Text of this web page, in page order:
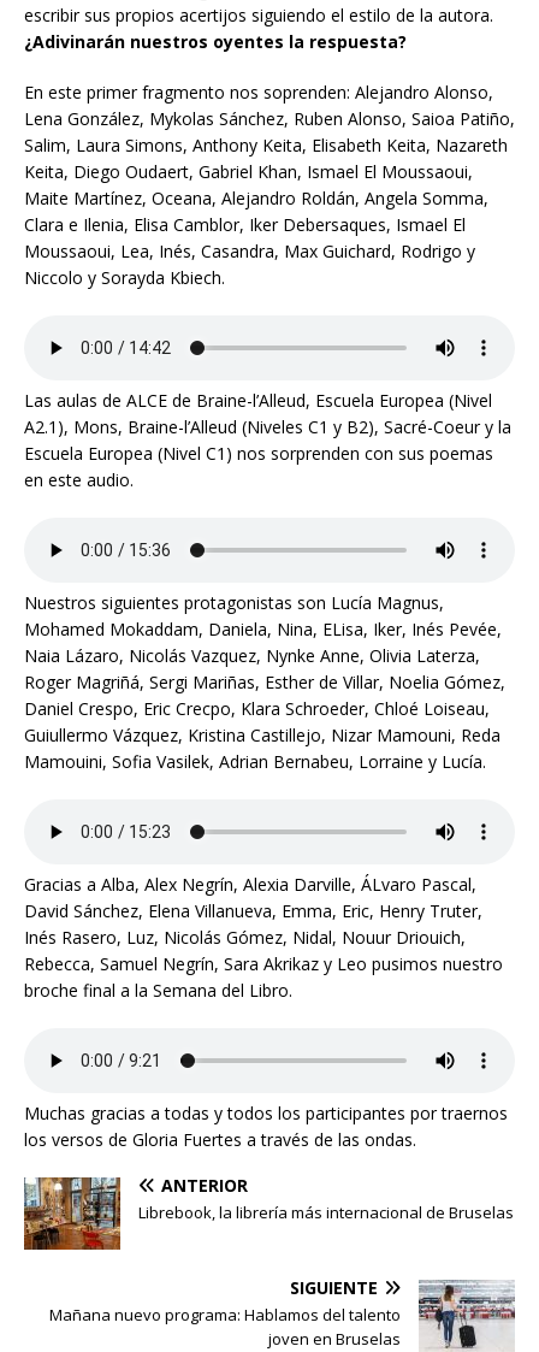
escribir sus propios acertijos siguiendo el estilo de la autora.
¿Adivinarán nuestros oyentes la respuesta?
En este primer fragmento nos soprenden: Alejandro Alonso,
Lena González, Mykolas Sánchez, Ruben Alonso, Saioa Patiño,
Salim, Laura Simons, Anthony Keita, Elisabeth Keita, Nazareth
Keita, Diego Oudaert, Gabriel Khan, Ismael El Moussaoui,
Maite Martínez, Oceana, Alejandro Roldán, Angela Somma,
Clara e Ilenia, Elisa Camblor, Iker Debersaques, Ismael El
Moussaoui, Lea, Inés, Casandra, Max Guichard, Rodrigo y
Niccolo y Sorayda Kbiech.
Las aulas de ALCE de Braine-l’Alleud, Escuela Europea (Nivel
A2.1), Mons, Braine-l’Alleud (Niveles C1 y B2), Sacré-Coeur y la
Escuela Europea (Nivel C1) nos sorprenden con sus poemas
en este audio.
Nuestros siguientes protagonistas son Lucía Magnus,
Mohamed Mokaddam, Daniela, Nina, ELisa, Iker, Inés Pevée,
Naia Lázaro, Nicolás Vazquez, Nynke Anne, Olivia Laterza,
Roger Magriñá, Sergi Mariñas, Esther de Villar, Noelia Gómez,
Daniel Crespo, Eric Crecpo, Klara Schroeder, Chloé Loiseau,
Guiullermo Vázquez, Kristina Castillejo, Nizar Mamouni, Reda
Mamouini, Sofia Vasilek, Adrian Bernabeu, Lorraine y Lucía.
Gracias a Alba, Alex Negrín, Alexia Darville, ÁLvaro Pascal,
David Sánchez, Elena Villanueva, Emma, Eric, Henry Truter,
Inés Rasero, Luz, Nicolás Gómez, Nidal, Nouur Driouich,
Rebecca, Samuel Negrín, Sara Akrikaz y Leo pusimos nuestro
broche final a la Semana del Libro.
Muchas gracias a todas y todos los participantes por traernos
los versos de Gloria Fuertes a través de las ondas.
ANTERIOR
Librebook, la librería más internacional de Bruselas
SIGUIENTE
Mañana nuevo programa: Hablamos del talento
joven en Bruselas